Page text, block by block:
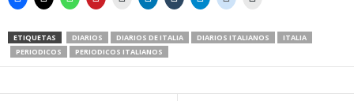
ETIQUETAS DIARIOS DIARIOS DE ITALIA DIARIOS ITALIANOS
ITALIA
PERIODICOS
PERIODICOS ITALIANOS